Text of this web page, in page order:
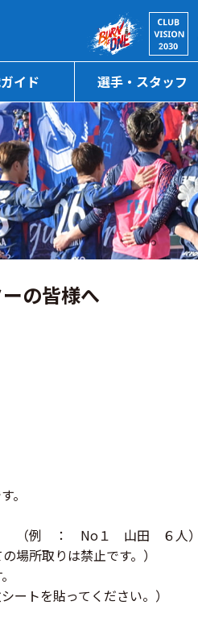
イド 選手・スタッフ
の皆様へ
。
。 （例 ： No１ 山田 ６人）
場所取りは禁止です。）
トを貼ってください。）